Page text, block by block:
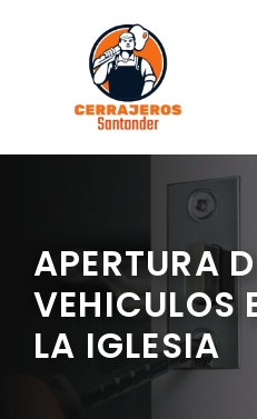
contenido
APERTURA
VEHICULOS
LA IGLESIA